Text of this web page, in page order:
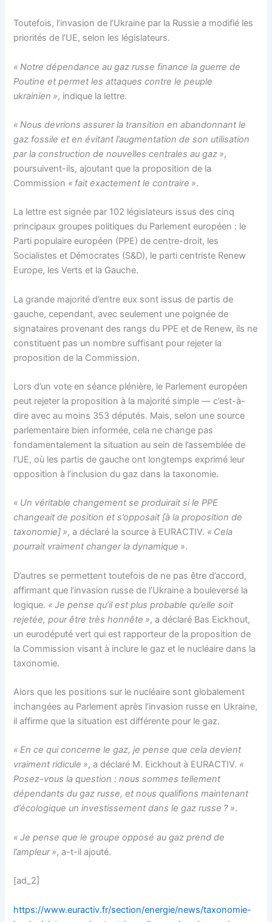
Toutefois, l’invasion de l’Ukraine par la Russie a modifié les
priorités de l’UE, selon les législateurs.
« Notre dépendance au gaz russe finance la guerre de
Poutine et permet les attaques contre le peuple
ukrainien », indique la lettre.
« Nous devrions assurer la transition en abandonnant le
gaz fossile et en évitant l’augmentation de son utilisation
par la construction de nouvelles centrales au gaz »,
poursuivent-ils, ajoutant que la proposition de la
Commission « fait exactement le contraire ».
La lettre est signée par 102 législateurs issus des cinq
principaux groupes politiques du Parlement européen : le
Parti populaire européen (PPE) de centre-droit, les
Socialistes et Démocrates (S&D), le parti centriste Renew
Europe, les Verts et la Gauche.
La grande majorité d’entre eux sont issus de partis de
gauche, cependant, avec seulement une poignée de
signataires provenant des rangs du PPE et de Renew, ils ne
constituent pas un nombre suffisant pour rejeter la
proposition de la Commission.
Lors d’un vote en séance plénière, le Parlement européen
peut rejeter la proposition à la majorité simple — c’est-à-
dire avec au moins 353 députés. Mais, selon une source
parlementaire bien informée, cela ne change pas
fondamentalement la situation au sein de l’assemblée de
l’UE, où les partis de gauche ont longtemps exprimé leur
opposition à l’inclusion du gaz dans la taxonomie.
« Un véritable changement se produirait si le PPE
changeait de position et s’opposait [à la proposition de
taxonomie] », a déclaré la source à EURACTIV. « Cela
pourrait vraiment changer la dynamique ».
D’autres se permettent toutefois de ne pas être d’accord,
affirmant que l’invasion russe de l’Ukraine a bouleversé la
logique. « Je pense qu’il est plus probable qu’elle soit
rejetée, pour être très honnête », a déclaré Bas Eickhout,
un eurodéputé vert qui est rapporteur de la proposition de
la Commission visant à inclure le gaz et le nucléaire dans la
taxonomie.
Alors que les positions sur le nucléaire sont globalement
inchangées au Parlement après l’invasion russe en Ukraine,
il affirme que la situation est différente pour le gaz.
« En ce qui concerne le gaz, je pense que cela devient
vraiment ridicule », a déclaré M. Eickhout à EURACTIV. «
Posez-vous la question : nous sommes tellement
dépendants du gaz russe, et nous qualifions maintenant
d’écologique un investissement dans le gaz russe ? ».
« Je pense que le groupe opposé au gaz prend de
l’ampleur », a-t-il ajouté.
[ad_2]
https://www.euractiv.fr/section/energie/news/taxonomie-